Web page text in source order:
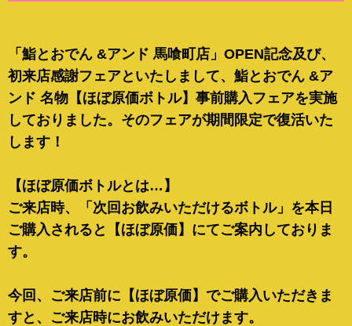
「鮨とおでん &アンド 馬喰町店」OPEN記念及び、
初来店感謝フェアといたしまして、鮨とおでん &ア
ンド 名物 【ほぼ原価ボトル】事前購入フェアを実施
しておりました。そのフェアが期間限定で復活いた
します！
【ほぼ原価ボトルとは…】
ご来店時、「次回お飲みいただけるボトル」を本日
ご購入されると
【ほぼ原価】にてご案内しておりま
す。
今回、ご来店前に【ほぼ原価】でご購入いただきま
すと、ご来店時にお飲みいただけます。